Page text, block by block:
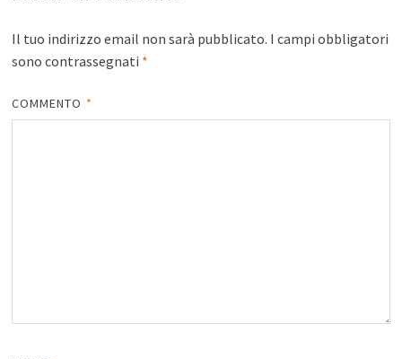
Il tuo indirizzo email non sarà pubblicato. I campi obbligatori
sono contrassegnati *
COMMENTO *